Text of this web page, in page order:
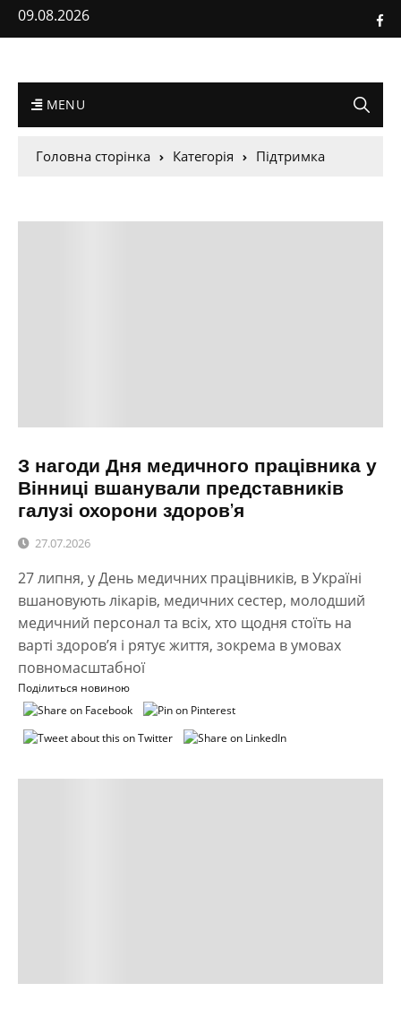
09.08.2026
MENU
Головна сторінка Категорія Підтримка
З нагоди Дня медичного працівника у
Вінниці вшанували представників
галузі охорони здоров’я
27.07.2026
27 липня, у День медичних працівників, в Україні
вшановують лікарів, медичних сестер, молодший
медичний персонал та всіх, хто щодня стоїть на
варті здоров’я і рятує життя, зокрема в умовах
повномасштабної
Поділиться новиною